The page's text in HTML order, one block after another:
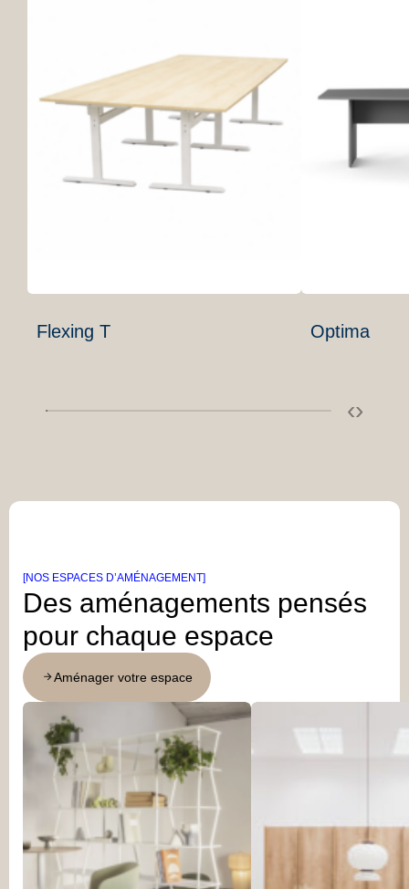
Flexing T Optima
‹›
[NOS ESPACES D’AMÉNAGEMENT]
Des aménagements pensés
pour chaque espace
Aménager votre espace